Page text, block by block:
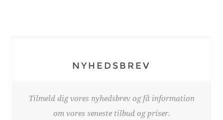
NYHEDSBREV
Tilmeld dig vores nyhedsbrev og få information
om vores seneste tilbud og priser.